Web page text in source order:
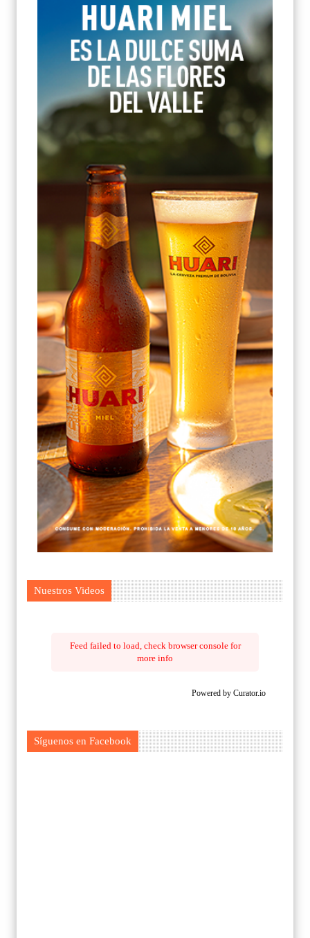
Nuestros Videos
Feed failed to load, check browser console for
more info
Powered by Curator.io
Síguenos en Facebook